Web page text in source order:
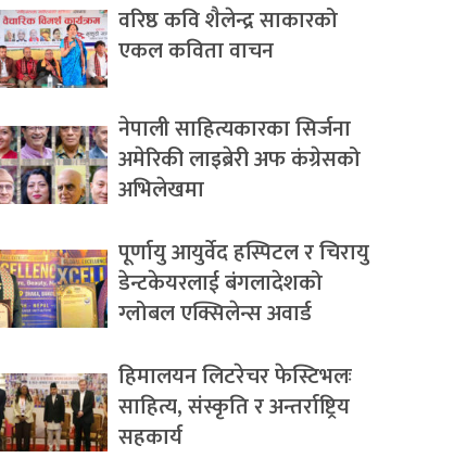
वरिष्ठ कवि शैलेन्द्र साकारको
एकल कविता वाचन
नेपाली साहित्यकारका सिर्जना
अमेरिकी लाइब्रेरी अफ कंग्रेसको
अभिलेखमा
पूर्णायु आयुर्वेद हस्पिटल र चिरायु
डेन्टकेयरलाई बंगलादेशको
ग्लोबल एक्सिलेन्स अवार्ड
हिमालयन लिटरेचर फेस्टिभलः
साहित्य, संस्कृति र अन्तर्राष्ट्रिय
सहकार्य